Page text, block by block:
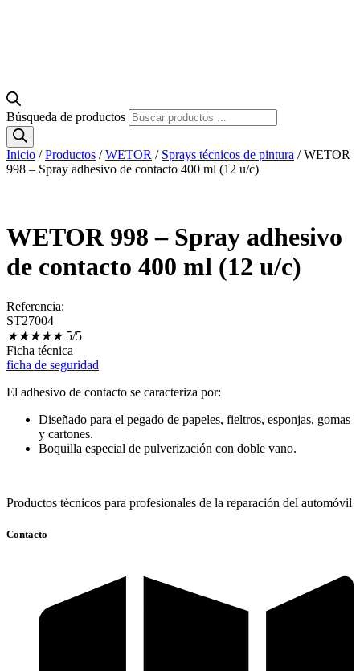
Búsqueda de productos
Inicio /Productos /WETOR / Sprays técnicos de pintura / WETOR
998 – Spray adhesivo de contacto 400 ml (12 u/c)
WETOR 998 – Spray adhesivo
de contacto 400 ml (12 u/c)
Referencia:
ST27004
★★★★★ 5/5
Ficha técnica
ficha de seguridad
El adhesivo de contacto se caracteriza por:
Diseñado para el pegado de papeles, fieltros, esponjas, gomas
y cartones.
Boquilla especial de pulverización con doble vano.
Productos técnicos para profesionales de la reparación del automóvil
Contacto